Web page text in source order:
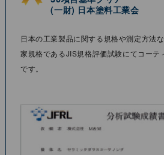
(⼀財) ⽇本塗料⼯業会
⽇本の⼯業製品に関する規格や測定⽅法
家規格であるJIS規格評価試験にてコーテ
です。